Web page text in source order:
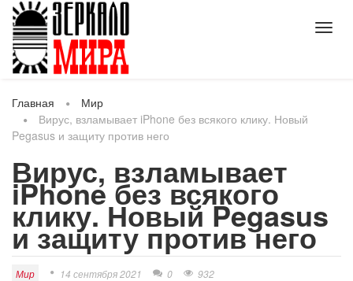
Главная
Мир
Вирус, взламывает iPhone без всякого клику. Новый
Pegasus и защиту против него
Вирус, взламывает
iPhone без всякого
клику. Новый Pegasus
и защиту против него
Мир 14 сентября 2021 0
932